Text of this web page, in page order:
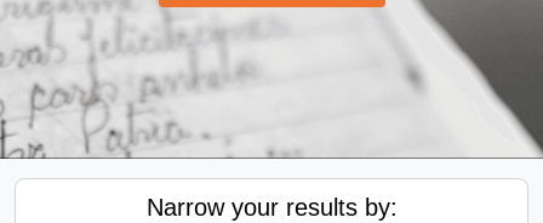
Narrow your results by: